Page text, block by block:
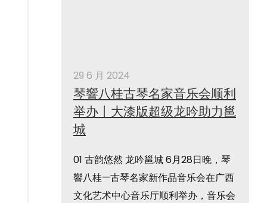
29 6 月 2024
琴響八桂古琴名家音乐会顺利
举办丨大漆版超级龙吟助力邕
城
01 古韵悠然 龙吟邕城 6月28日晚，琴
響八桂—古琴名家新作品音乐会在广西
文化艺术中心音乐厅顺利举办，音乐会